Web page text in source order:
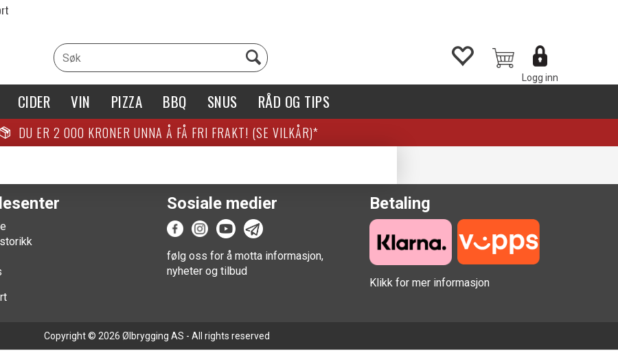
Logg inn
CIDER VIN PIZZA BBQ SNUS RÅD OG TIPS
DU ER 2 000 KRONER UNNA Å FÅ FRI FRAKT! (SE VILKÅR)*
Sosiale medier
følg oss for å motta informasjon,
nyheter og tilbud
Betaling
Klikk for mer informasjon
Copyright © 2026 Ølbrygging AS - All rights reserved